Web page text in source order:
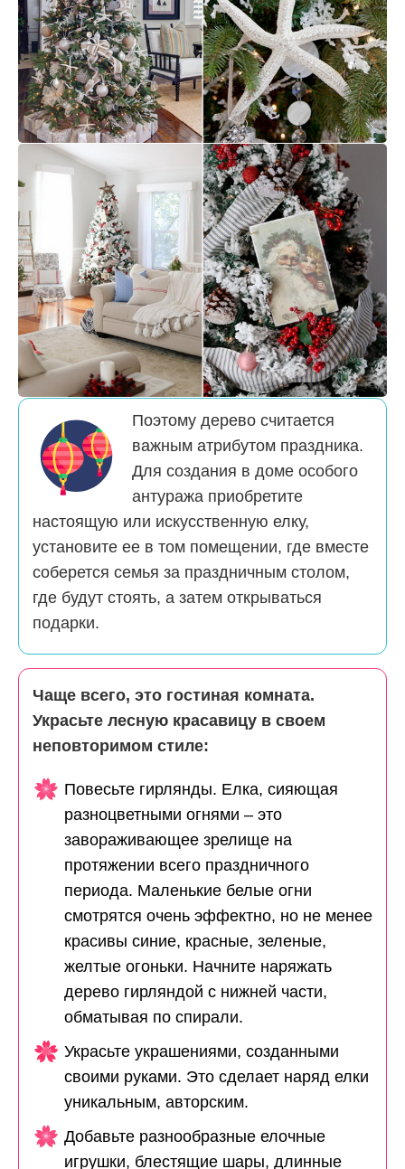
Поэтому дерево считается
важным атрибутом праздника.
Для создания в доме особого
антуража приобретите
настоящую или искусственную елку,
установите ее в том помещении, где вместе
соберется семья за праздничным столом,
где будут стоять, а затем открываться
подарки.
Чаще всего, это гостиная комната.
Украсьте лесную красавицу в своем
неповторимом стиле:
Повесьте гирлянды. Елка, сияющая
разноцветными огнями – это
завораживающее зрелище на
протяжении всего праздничного
периода. Маленькие белые огни
смотрятся очень эффектно, но не менее
красивы синие, красные, зеленые,
желтые огоньки. Начните наряжать
дерево гирляндой с нижней части,
обматывая по спирали.
Украсьте украшениями, созданными
своими руками. Это сделает наряд елки
уникальным, авторским.
Добавьте разнообразные елочные
игрушки, блестящие шары, длинные